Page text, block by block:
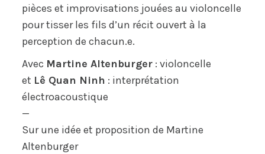
pièces et improvisations jouées au violoncelle
pour tisser les fils d’un récit ouvert à la
perception de chacun.e.
Avec Martine Altenburger : violoncelle
et Lê Quan Ninh : interprétation
électroacoustique
—
Sur une idée et proposition de Martine
Altenburger